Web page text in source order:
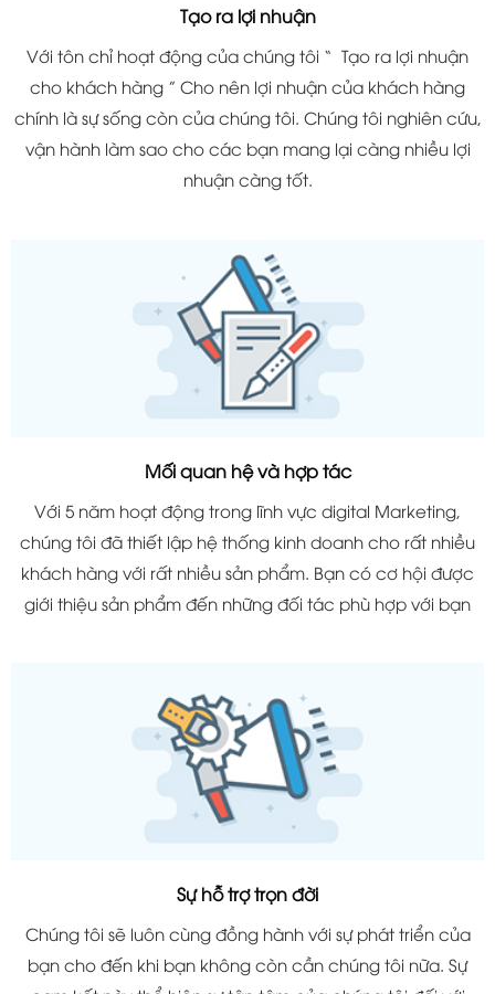
Tạo ra lợi nhuận
Với tôn chỉ hoạt động của chúng tôi “ Tạo ra lợi nhuận
cho khách hàng ” Cho nên lợi nhuận của khách hàng
chính là sự sống còn của chúng tôi. Chúng tôi nghiên cứu,
vận hành làm sao cho các bạn mang lại càng nhiều lợi
nhuận càng tốt.
Mối quan hệ và hợp tác
Với 5 năm hoạt động trong lĩnh vực digital Marketing,
chúng tôi đã thiết lập hệ thống kinh doanh cho rất nhiều
khách hàng với rất nhiều sản phẩm. Bạn có cơ hội được
giới thiệu sản phẩm đến những đối tác phù hợp với bạn
Sự hỗ trợ trọn đời
Chúng tôi sẽ luôn cùng đồng hành với sự phát triển của
bạn cho đến khi bạn không còn cần chúng tôi nữa. Sự